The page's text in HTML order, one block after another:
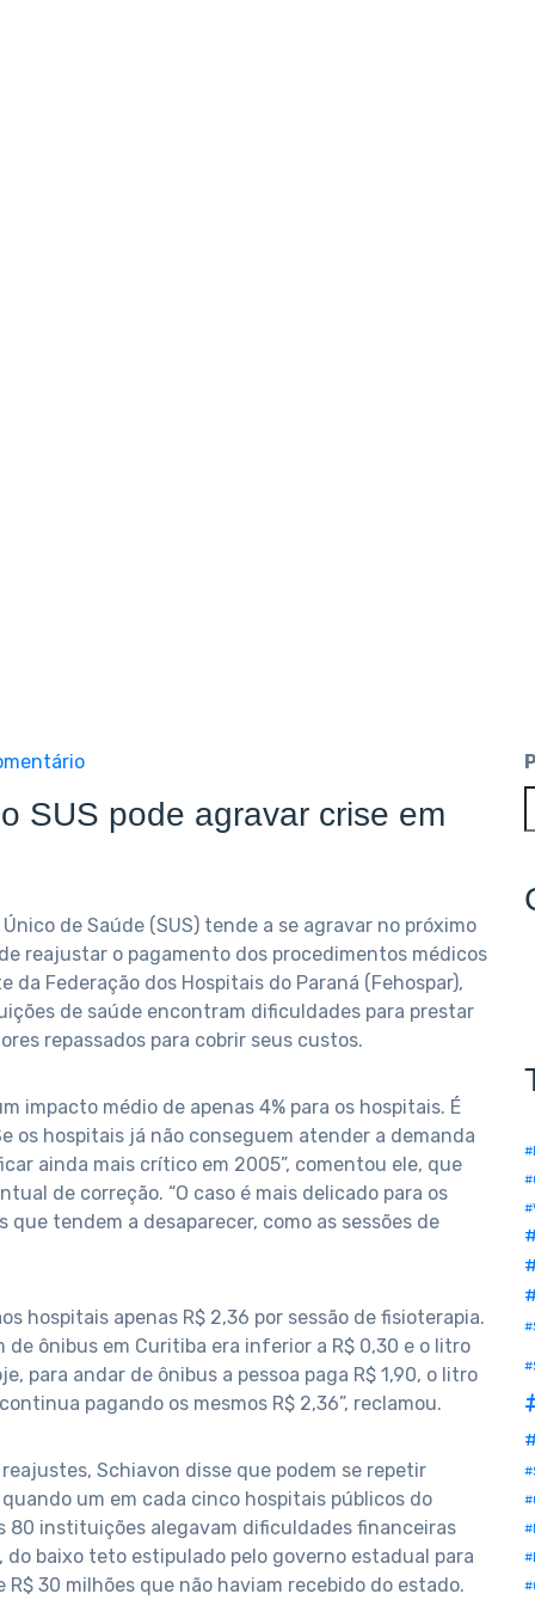
SUS pode agravar crise em
de Saúde (SUS) tende a se agravar no próximo
reajustar o pagamento dos procedimentos médicos
Federação dos Hospitais do Paraná (Fehospar),
de saúde encontram dificuldades para prestar
repassados para cobrir seus custos.
impacto médio de apenas 4% para os hospitais. É
os hospitais já não conseguem atender a demanda
ainda mais crítico em 2005”, comentou ele, que
de correção. “O caso é mais delicado para os
tendem a desaparecer, como as sessões de
hospitais apenas R$ 2,36 por sessão de fisioterapia.
de ônibus em Curitiba era inferior a R$ 0,30 e o litro
para andar de ônibus a pessoa paga R$ 1,90, o litro
pagando os mesmos R$ 2,36”, reclamou.
Schiavon disse que podem se repetir
um em cada cinco hospitais públicos do
80 instituições alegavam dificuldades financeiras
baixo teto estipulado pelo governo estadual para
30 milhões que não haviam recebido do estado.